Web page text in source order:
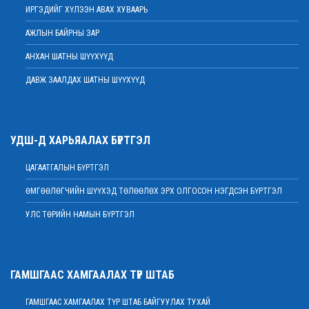
2022 оны 02 сарын 17
Хяналтын шатны шүүх хуралдаанд зайнаас оролцох боломжтой
Дээд шүүхийн нийт шүүгчийн хуралдаан болов
2022 оны 02 сарын 09
Дээд шүүхийн нийт шүүгчийн хуралдаан болно
МЭНДЧИЛГЭЭ
2022 оны 02 сарын 01
Дээд шүүхийн Тамгын газрын ажилтнуудын 82 хувь нь ХАСХОМ мэдүүлээд
МЭДЭГДЭЛ
ИРГЭДИЙГ ХҮЛЭЭН АВАХ ХУВААРЬ
АЖЛЫН БАЙРНЫ ЗАР
АНХАН ШАТНЫ ШҮҮХҮҮД
ДАВЖ ЗААЛДАХ ШАТНЫ ШҮҮХҮҮД
УДШ-Д ХАРЬЯАЛАХ БҮРТГЭЛ
ЦАГААТГАЛЫН БҮРТГЭЛ
ӨМГӨӨЛӨГЧИЙН ШҮҮХЭД ТӨЛӨӨЛӨХ ЭРХ ОЛГОСОН НЭГДСЭН БҮРТГЭЛ
УЛС ТӨРИЙН НАМЫН БҮРТГЭЛ
ГАМШГААС ХАМГААЛАХ ТҮР ШТАБ
ГАМШГААС ХАМГААЛАХ ТҮР ШТАБ БАЙГУУЛАХ ТУХАЙ